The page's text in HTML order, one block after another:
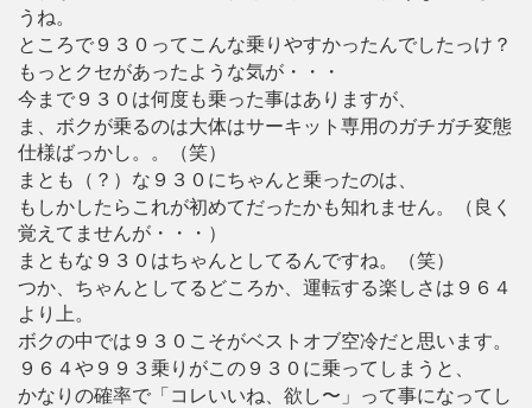
うね。
ところで９３０ってこんな乗りやすかったんでしたっけ？
もっとクセがあったような気が・・・
今まで９３０は何度も乗った事はありますが、
ま、ボクが乗るのは大体はサーキット専用のガチガチ変態
仕様ばっかし。。（笑）
まとも（？）な９３０にちゃんと乗ったのは、
もしかしたらこれが初めてだったかも知れません。（良く
覚えてませんが・・・）
まともな９３０はちゃんとしてるんですね。（笑）
つか、ちゃんとしてるどころか、運転する楽しさは９６４
より上。
ボクの中では９３０こそがベストオブ空冷だと思います。
９６４や９９３乗りがこの９３０に乗ってしまうと、
かなりの確率で「コレいいね、欲し〜」って事になってし